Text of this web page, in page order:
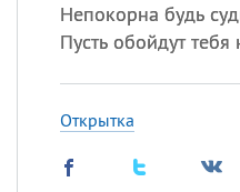
Непокорна будь
Пусть обойдут тебя
Открытка